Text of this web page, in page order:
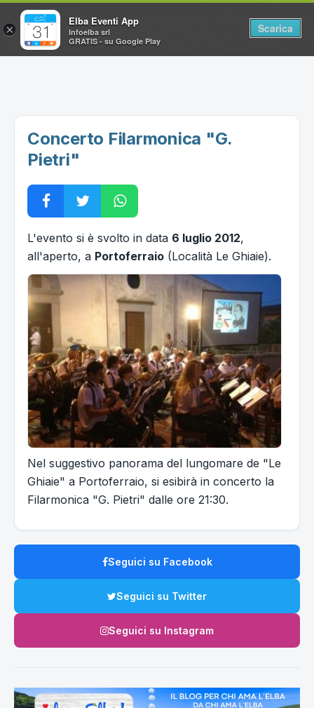
Home
Utilità
Vacanze all'Isola d'Elba
Concerto Filarmonica "G.
Pietri"
L'evento si è svolto in data 6 luglio 2012,
all'aperto, a Portoferraio (Località Le Ghiaie).
Nel suggestivo panorama del lungomare de "Le
Ghiaie" a Portoferraio, si esibirà in concerto la
Filarmonica "G. Pietri" dalle ore 21:30.
Seguici su Facebook
Seguici su Twitter
Seguici su Instagram
×
Elba Eventi App
Infoelba srl
GRATIS - su Google Play
Scarica